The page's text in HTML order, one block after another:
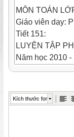
MÔN TOÁN
Giáo viên dạy:
Tiết 151:
LUYỆN TẬP
Năm học 2010 -
Đặt tính rồi tính:
545 + 312
Kích thước font